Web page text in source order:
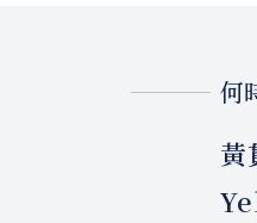
何
黃